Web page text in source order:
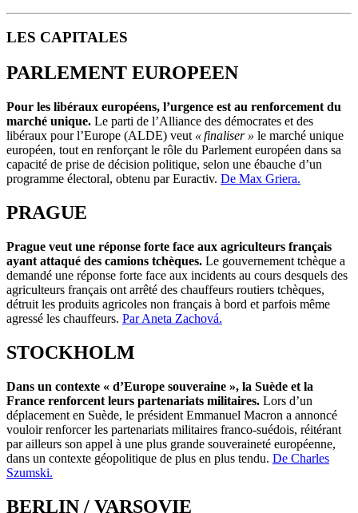
LES CAPITALES
PARLEMENT EUROPEEN
Pour les libéraux européens, l’urgence est au renforcement du
marché unique. Le parti de l’Alliance des démocrates et des
libéraux pour l’Europe (ALDE) veut « finaliser » le marché unique
européen, tout en renforçant le rôle du Parlement européen dans sa
capacité de prise de décision politique, selon une ébauche d’un
programme électoral, obtenu par Euractiv. De Max Griera.
PRAGUE
Prague veut une réponse forte face aux agriculteurs français
ayant attaqué des camions tchèques. Le gouvernement tchèque a
demandé une réponse forte face aux incidents au cours desquels des
agriculteurs français ont arrêté des chauffeurs routiers tchèques,
détruit les produits agricoles non français à bord et parfois même
agressé les chauffeurs. Par Aneta Zachová.
STOCKHOLM
Dans un contexte « d’Europe souveraine », la Suède et la
France renforcent leurs partenariats militaires. Lors d’un
déplacement en Suède, le président Emmanuel Macron a annoncé
vouloir renforcer les partenariats militaires franco-suédois, réitérant
par ailleurs son appel à une plus grande souveraineté européenne,
dans un contexte géopolitique de plus en plus tendu. De Charles
Szumski.
BERLIN / VARSOVIE